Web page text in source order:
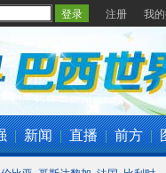
注册 我
| 新闻 | 直播 | 前方 |